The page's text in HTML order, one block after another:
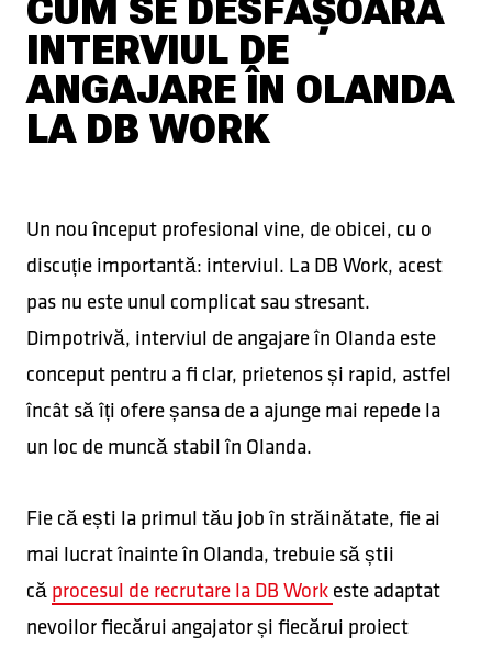
CUM SE DESFĂȘOARĂ
INTERVIUL DE
ANGAJARE ÎN OLANDA
LA DB WORK
Un nou început profesional vine, de obicei, cu o
discuție importantă: interviul. La DB Work, acest
pas nu este unul complicat sau stresant.
Dimpotrivă, interviul de angajare în Olanda este
conceput pentru a fi clar, prietenos și rapid, astfel
încât să îți ofere șansa de a ajunge mai repede la
un loc de muncă stabil în Olanda.
Fie că ești la primul tău job în străinătate, fie ai
mai lucrat înainte în Olanda, trebuie să știi
că procesul de recrutare la DB Work este adaptat
nevoilor fiecărui angajator și fiecărui proiect